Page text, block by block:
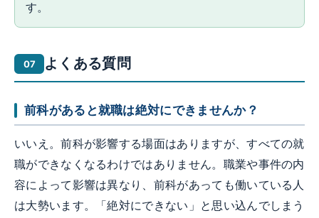
す。
よくある質問
前科があると就職は絶対にできませんか？
いいえ。前科が影響する場面はありますが、すべての就
職ができなくなるわけではありません。職業や事件の内
容によって影響は異なり、前科があっても働いている人
は大勢います。「絶対にできない」と思い込んでしまう